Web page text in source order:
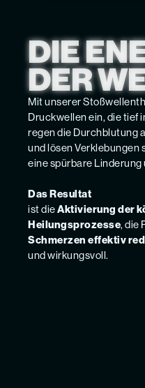
DIE
DER
Mit unserer
Druckwellen ein, die tief
regen die Durchblutung
und lösen Verklebungen
eine spürbare
Das Resultat
ist dieAktivierung der
Heilungsprozesse, die
Schmerzen effektiv
und wirkungsvoll.